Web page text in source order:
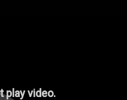
play video.